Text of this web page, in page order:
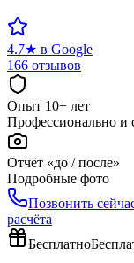
4.7★ в Google
166 отзывов
Опыт 10+ лет
Профессионально и
Отчёт «до / после»
Подробные фото
Позвонить
расчёта
Бесплатно